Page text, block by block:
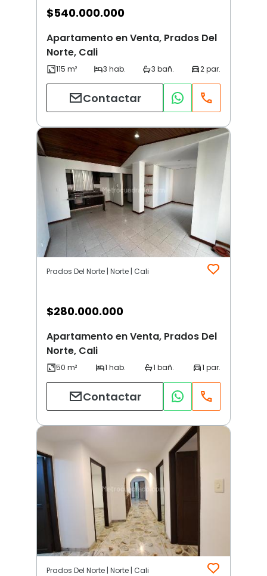
$540.000.000
Apartamento en Venta, Prados Del
Norte, Cali
Contactar
Prados Del Norte | Norte | Cali
$280.000.000
Apartamento en Venta, Prados Del
Norte, Cali
Contactar
Prados Del Norte | Norte | Cali